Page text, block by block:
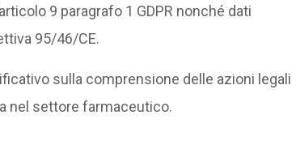
9 paragrafo 1 GDPR nonché dati
95/46/CE.
sulla comprensione delle azioni legali
nel settore farmaceutico.